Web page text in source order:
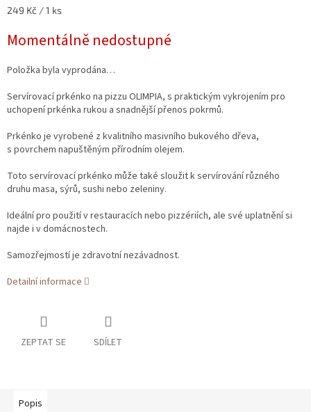
Měrná
249 Kč / 1 ks
Momentálně nedostupné
Položka byla vyprodána…
Servírovací prkénko na pizzu OLIMPIA, s praktickým vykrojením pro
uchopení prkénka rukou a snadnější přenos pokrmů.
Prkénko je vyrobené z kvalitního masivního bukového dřeva,
s povrchem napuštěným přírodním olejem.
Toto servírovací prkénko může také sloužit k servírování různého
druhu masa, sýrů, sushi nebo zeleniny.
Ideální pro použití v restauracích nebo pizzériích, ale své uplatnění si
najde i v domácnostech.
Samozřejmostí je zdravotní nezávadnost.
Detailní informace
ZEPTAT SE SDÍLET
Popis